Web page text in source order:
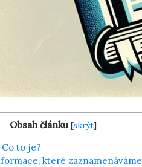
Obsah článku [skrýt]
to ​je?
které⁢ zaznamenáváme